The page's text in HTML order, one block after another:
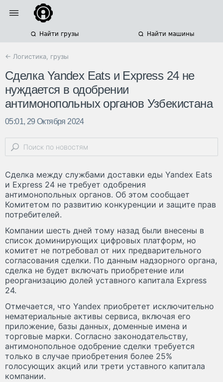
Найти грузы Найти машины
← Логистика, грузы
Сделка Yandex Eats и Express 24 не
нуждается в одобрении
антимонопольных органов Узбекистана
05:01, 29 Октября 2024
Сделка между службами доставки еды Yandex Eats
и Express 24 не требует одобрения
антимонопольных органов. Об этом сообщает
Комитетом по развитию конкуренции и защите прав
потребителей.
Компании шесть дней тому назад были внесены в
список доминирующих цифровых платформ, но
комитет не потребовал от них предварительного
согласования сделки. По данным надзорного органа,
сделка не будет включать приобретение или
реорганизацию долей уставного капитала Express
24.
Отмечается, что Yandex приобретет исключительно
нематериальные активы сервиса, включая его
приложение, базы данных, доменные имена и
торговые марки. Согласно законодательству,
антимонопольное одобрение сделки требуется
только в случае приобретения более 25%
голосующих акций или трети уставного капитала
компании.